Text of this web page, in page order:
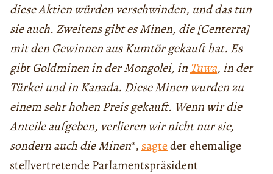
diese Aktien würden verschwinden, und das tun
sie auch. Zweitens gibt es Minen, die [Centerra]
mit den Gewinnen aus Kumtör gekauft hat. Es
gibt Goldminen in der Mongolei, in Tuwa, in der
Türkei und in Kanada. Diese Minen wurden zu
einem sehr hohen Preis gekauft. Wenn wir die
Anteile aufgeben, verlieren wir nicht nur sie,
sondern auch die Minen“, sagteder ehemalige
stellvertretende Parlamentspräsident